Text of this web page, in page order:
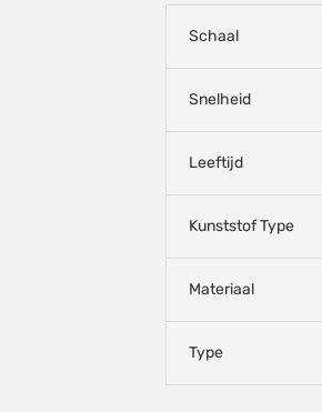
Schaal
Snelheid
Leeftijd
Kunststof Type
Materiaal
Type